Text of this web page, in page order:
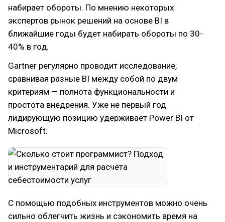
набирает обороты. По мнению некоторых
экспертов рынок решений на основе BI в
ближайшие годы будет набирать обороты по 30-
40% в год.
Gartner регулярно проводит исследование,
сравнивая разные BI между собой по двум
критериям — полнота функциональности и
простота внедрения. Уже не первый год
лидирующую позицию удерживает Power BI от
Microsoft.
С помощью подобных инструментов можно очень
сильно облегчить жизнь и сэкономить время на